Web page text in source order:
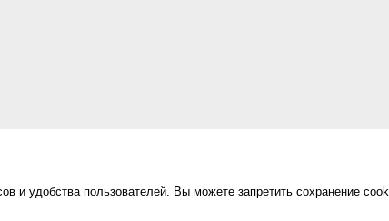
и удобства пользователей. Вы можете запретить сохранение